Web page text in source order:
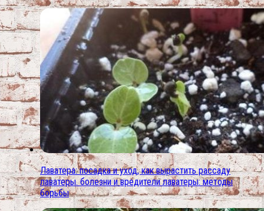
Лаватера: посадка и уход, как вырастить рассаду
лаватеры. болезни и вредители лаватеры: методы
борьбы